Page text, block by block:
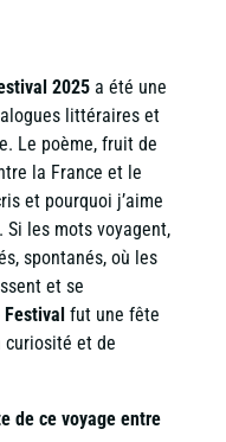
2025a été une
littéraires et
Le poème, fruit de
la France et le
et pourquoi j’aime
les mots voyagent,
spontanés, où les
et se
fut une fête
et de
de ce voyage entre